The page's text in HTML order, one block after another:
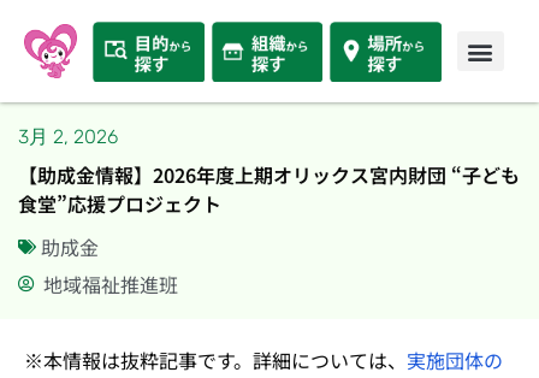
3月 2, 2026
【助成金情報】2026年度上期オリックス宮内財団 “子ども
食堂”応援プロジェクト
助成金
地域福祉推進班
※本情報は抜粋記事です。詳細については、 実施団体の